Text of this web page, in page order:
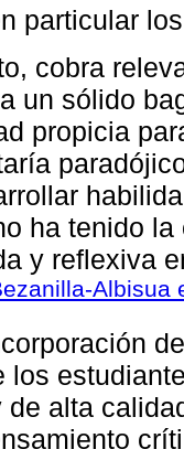
particular
cobra
un sólido
propicia
ha tenido
y reflexiva
Albisua
los
de alta